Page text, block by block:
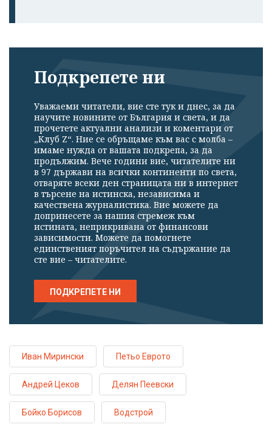
Подкрепете ни
Уважаеми читатели, вие сте тук и днес, за да
научите новините от България и света, и да
прочетете актуални анализи и коментари от
„Клуб Z“. Ние се обръщаме към вас с молба –
имаме нужда от вашата подкрепа, за да
продължим. Вече години вие, читателите ни
в 97 държави на всички континенти по света,
отваряте всеки ден страницата ни в интернет
в търсене на истинска, независима и
качествена журналистика. Вие можете да
допринесете за нашия стремеж към
истината, неприкривана от финансови
зависимости. Можете да помогнете
единственият поръчител на съдържание да
сте вие – читателите.
ПОДКРЕПЕТЕ НИ
Иван Мирински Петьо Еврото
Андрей Цеков Делян Пеевски
Бойко Борисов Водстрой